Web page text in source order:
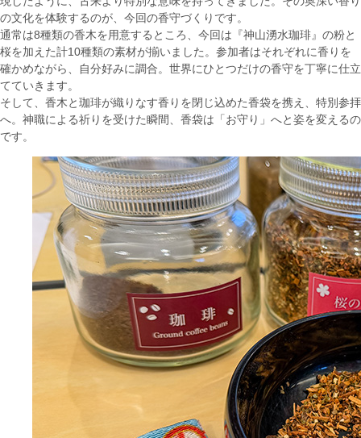
の文化を体験するのが、今回の香守づくりです。
通常は8種類の香木を用意するところ、今回は『神山湧水珈琲』の粉と
桜を加えた計10種類の素材が揃いました。参加者はそれぞれに香りを
確かめながら、自分好みに調合。世界にひとつだけの香守を丁寧に仕立
てていきます。
そして、香木と珈琲が織りなす香りを閉じ込めた香袋を携え、特別参拝
へ。神職による祈りを受けた瞬間、香袋は「お守り」へと姿を変えるの
です。